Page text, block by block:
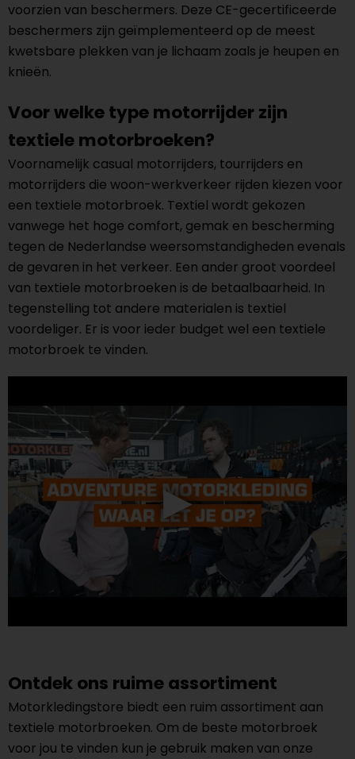
voorzien van beschermers. Deze CE-gecertificeerde
beschermers zijn geïmplementeerd op de meest
kwetsbare plekken van je lichaam zoals je heupen en
knieën.
Voor welke type motorrijder zijn
textiele motorbroeken?
Voornamelijk casual motorrijders, tourrijders en
motorrijders die woon-werkverkeer rijden kiezen voor
een textiele motorbroek. Textiel wordt gekozen
vanwege het hoge comfort, gemak en bescherming
tegen de Nederlandse weersomstandigheden evenals
de gevaren in het verkeer. Een ander groot voordeel
van textiele motorbroeken is de betaalbaarheid. In
tegenstelling tot andere materialen is textiel
voordeliger. Er is voor ieder budget wel een textiele
motorbroek te vinden.
Ontdek ons ruime assortiment
Motorkledingstore biedt een ruim assortiment aan
textiele motorbroeken. Om de beste motorbroek
voor jou te vinden kun je gebruik maken van onze